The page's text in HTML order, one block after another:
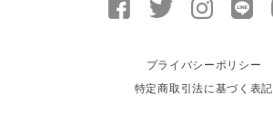
プライバシーポリシー
特定商取引法に基づく表記